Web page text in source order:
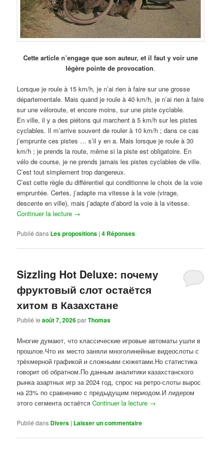
Cette article n’engage que son auteur, et il faut y voir une
légère pointe de provocation.
Lorsque je roule à 15 km/h, je n’ai rien à faire sur une grosse
départementale. Mais quand je roule à 40 km/h, je n’ai rien à faire
sur une véloroute, et encore moins, sur une piste cyclable.
En ville, il y a des piétons qui marchent à 5 km/h sur les pistes
cyclables. Il m’arrive souvent de rouler à 10 km/h ; dans ce cas
j’emprunte ces pistes … s’il y en a. Mais lorsque je roule à 30
km/h ; je prends la route, même si la piste est obligatoire. En
vélo de course, je ne prends jamais les pistes cyclables de ville.
C’est tout simplement trop dangereux.
C’est cette règle du différentiel qui conditionne le choix de la voie
empruntée. Certes, j’adapte ma vitesse à la voie (virage,
descente en ville), mais j’adapte d’abord la voie à la vitesse.
Continuer la lecture →
Publié dans Les propositions |4 Réponses
Sizzling Hot Deluxe: почему
фруктовый слот остаётся
хитом в Казахстане
Publié leaoût 7, 2026parThomas
Многие думают, что классические игровые автоматы ушли в
прошлое.Что их место заняли многолинейные видеослоты с
трёхмерной графикой и сложными сюжетами.Но статистика
говорит об обратном.По данным аналитики казахстанского
рынка азартных игр за 2024 год, спрос на ретро-слоты вырос
на 23% по сравнению с предыдущим периодом.И лидером
этого сегмента остаётсяContinuer la lecture →
Publié dans Divers | Laisser un commentaire